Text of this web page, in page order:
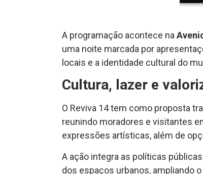
A programação acontece na
uma noite marcada por
locais e a identidade cultural do
Cultura, lazer e
O Reviva 14 tem como proposta
reunindo moradores e visitantes
expressões artísticas, além de
A ação integra as políticas
dos espaços urbanos, ampliando